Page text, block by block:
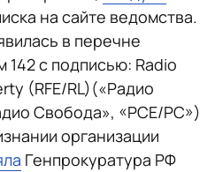
на сайте ведомства.
в перечне
с подписью: Radio
(RFE/RL)(«Радио
Свобода», «РСЕ/РС»)
организации
Генпрокуратура РФ